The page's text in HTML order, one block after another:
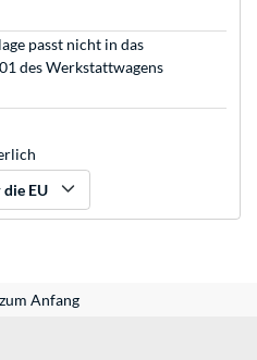
passt nicht in das
des Werkstattwagens
EU
Anfang